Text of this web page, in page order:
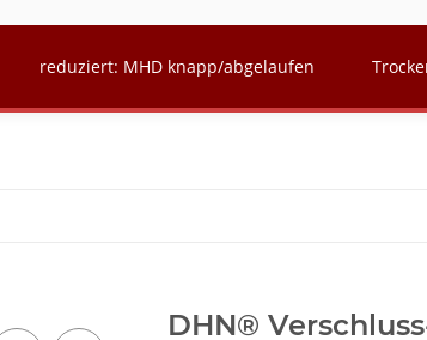
reduziert: MHD knapp/abgelaufen
DHN®